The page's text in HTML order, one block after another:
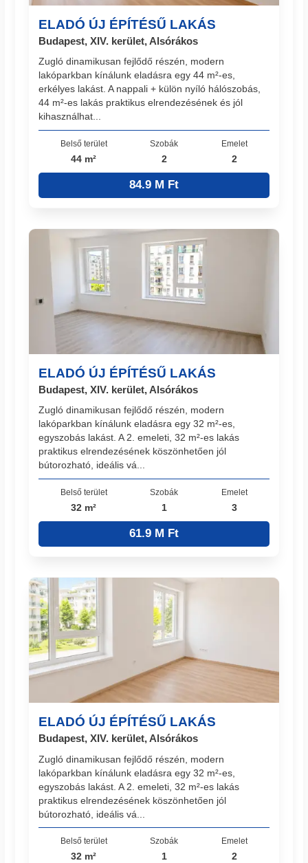
ELADÓ ÚJ ÉPÍTÉSŰ LAKÁS
Budapest, XIV. kerület, Alsórákos
Zugló dinamikusan fejlődő részén, modern
lakóparkban kínálunk eladásra egy 44 m²-es,
erkélyes lakást. A nappali + külön nyíló hálószobás,
44 m²-es lakás praktikus elrendezésének és jól
kihasználhat...
Belső terület
44 m²
Szobák
2
Emelet
2
84.9 M Ft
ELADÓ ÚJ ÉPÍTÉSŰ LAKÁS
Budapest, XIV. kerület, Alsórákos
Zugló dinamikusan fejlődő részén, modern
lakóparkban kínálunk eladásra egy 32 m²-es,
egyszobás lakást. A 2. emeleti, 32 m²-es lakás
praktikus elrendezésének köszönhetően jól
bútorozható, ideális vá...
Belső terület
32 m²
Szobák
1
Emelet
3
61.9 M Ft
ELADÓ ÚJ ÉPÍTÉSŰ LAKÁS
Budapest, XIV. kerület, Alsórákos
Zugló dinamikusan fejlődő részén, modern
lakóparkban kínálunk eladásra egy 32 m²-es,
egyszobás lakást. A 2. emeleti, 32 m²-es lakás
praktikus elrendezésének köszönhetően jól
bútorozható, ideális vá...
Belső terület
32 m²
Szobák
1
Emelet
2